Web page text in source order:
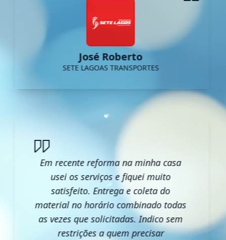
José Roberto
SETE LAGOAS TRANSPORTES
Em recente reforma na minha casa
usei os serviços e fiquei muito
satisfeito. Entrega e coleta do
material no horário combinado todas
as vezes que solicitadas. Indico sem
restrições a quem precisar